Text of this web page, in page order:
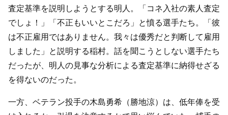
査定基準を説明しようとする明人。「コネ入社の素人査定
でしょ！」「不正もいいとこだろ」と憤る選手たち。「彼
は不正雇用ではありません。我々は優秀だと判断して雇用
しました」と説明する稲村。話を聞こうとしない選手たち
だったが、明人の見事な分析による査定基準に納得せざる
を得ないのだった。
一方、ベテラン投手の木島勇希（勝地涼）は、低年俸を受